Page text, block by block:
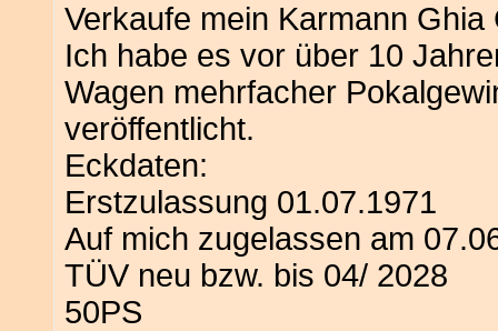
Verkaufe mein Karmann Ghia
Ich habe es vor über 10
Wagen mehrfacher
veröffentlicht.
Eckdaten:
Erstzulassung 01.07.1971
Auf mich zugelassen am
TÜV neu bzw. bis 04/ 2028
50PS